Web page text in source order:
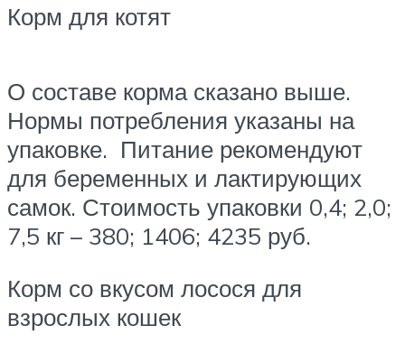
Корм для котят
О составе корма сказано выше.
Нормы потребления указаны на
упаковке. Питание рекомендуют
для беременных и лактирующих
самок. Стоимость упаковки 0,4; 2,0;
7,5 кг – 380; 1406; 4235 руб.
Корм со вкусом лосося для
взрослых кошек